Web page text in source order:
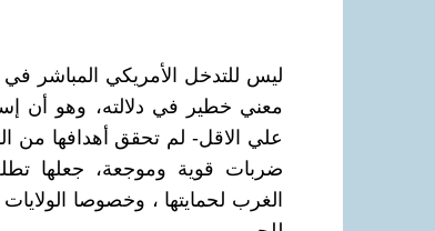
ليس للتدخل الأمريكي المباشر
معني خطير في دلالته، وهو أن
علي الاقل- لم تحقق أهدافها من
ضربات قوية وموجعة، جعلها
الغرب لحمايتها ، وخصوصا